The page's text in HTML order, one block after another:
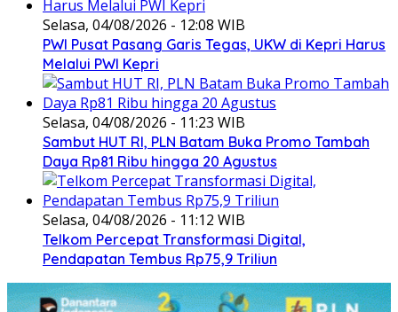
Selasa, 04/08/2026 - 12:08 WIB
PWI Pusat Pasang Garis Tegas, UKW di Kepri Harus
Melalui PWI Kepri
Selasa, 04/08/2026 - 11:23 WIB
Sambut HUT RI, PLN Batam Buka Promo Tambah
Daya Rp81 Ribu hingga 20 Agustus
Selasa, 04/08/2026 - 11:12 WIB
Telkom Percepat Transformasi Digital,
Pendapatan Tembus Rp75,9 Triliun